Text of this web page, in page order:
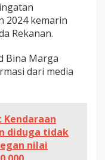
2024 kemarin
Rekanan.
Bina Marga
dari media
Kendaraan
diduga tidak
nilai